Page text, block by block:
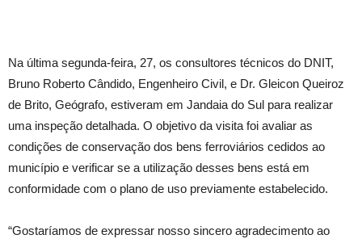
Na última segunda-feira, 27, os consultores técnicos do DNIT,
Bruno Roberto Cândido, Engenheiro Civil, e Dr. Gleicon Queiroz
de Brito, Geógrafo, estiveram em Jandaia do Sul para realizar
uma inspeção detalhada. O objetivo da visita foi avaliar as
condições de conservação dos bens ferroviários cedidos ao
município e verificar se a utilização desses bens está em
conformidade com o plano de uso previamente estabelecido.
“Gostaríamos de expressar nosso sincero agradecimento ao